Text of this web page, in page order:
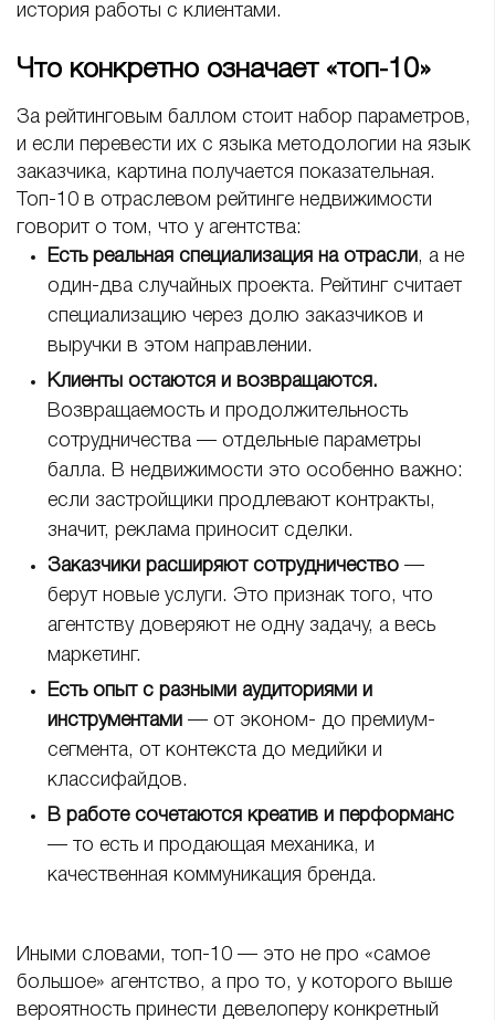
история работы с клиентами.
Что конкретно означает «топ-10»
За рейтинговым баллом стоит набор параметров,
и если перевести их с языка методологии на язык
заказчика, картина получается показательная.
Топ-10 в отраслевом рейтинге недвижимости
говорит о том, что у агентства:
Есть реальная специализация на отрасли, а не
один-два случайных проекта. Рейтинг считает
специализацию через долю заказчиков и
выручки в этом направлении.
Клиенты остаются и возвращаются.
Возвращаемость и продолжительность
сотрудничества — отдельные параметры
балла. В недвижимости это особенно важно:
если застройщики продлевают контракты,
значит, реклама приносит сделки.
Заказчики расширяют сотрудничество —
берут новые услуги. Это признак того, что
агентству доверяют не одну задачу, а весь
маркетинг.
Есть опыт с разными аудиториями и
инструментами — от эконом- до премиум-
сегмента, от контекста до медийки и
классифайдов.
В работе сочетаются креатив и перформанс
— то есть и продающая механика, и
качественная коммуникация бренда.
Иными словами, топ-10 — это не про «самое
большое» агентство, а про то, у которого выше
вероятность принести девелоперу конкретный